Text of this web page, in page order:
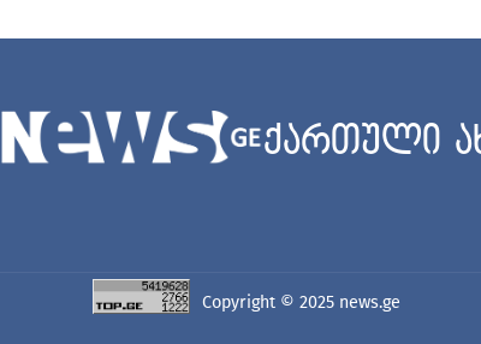
ქართული
Copyright © 2025 news.ge